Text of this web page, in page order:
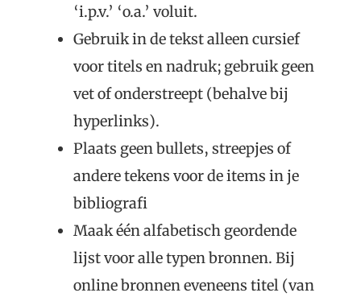
‘i.p.v.’ ‘o.a.’ voluit.
Gebruik in de tekst alleen cursief
voor titels en nadruk; gebruik geen
vet of onderstreept (behalve bij
hyperlinks).
Plaats geen bullets, streepjes of
andere tekens voor de items in je
bibliografi
Maak één alfabetisch geordende
lijst voor alle typen bronnen. Bij
online bronnen eveneens titel (van